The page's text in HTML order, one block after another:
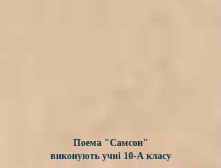
Поема "Самсон"
виконують учні 10-А класу